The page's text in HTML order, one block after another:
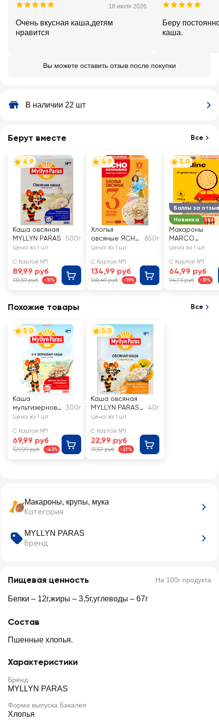
18 июля 2026
Очень вкусная каша,детям
нравится
Беру постоянно, очень
каша.
Вы можете оставить отзыв после покупки
В наличии 22 шт
Макароны, крупы, мука
Категория
MYLLYN PARAS
Бренд
Пищевая ценность На 100г продукта
Белки – 12г,жиры – 3,5г,углеводы – 67г
Состав
Пшенные хлопья.
Характеристики
Бренд
MYLLYN PARAS
Форма выпуска Бакалея
Хлопья
Берут вместе Все
4.9
Каша овсяная
MYLLYN PARAS
500г
Цена за 1 шт
С Картой №1
89,99 руб
131,59 руб -31%
4.9
Хлопья
овсяные ЯСНО
СОЛНЫШКО
650г
Цена за 1 шт
С Картой №1
134,99 руб
168,49 руб -19%
Баллы за отзыв
Новинка
5.0
Макароны
MARCO
PANATTI
Цена за 1 шт
С Картой №1
64,99 руб
94,73 руб -31%
Похожие товары Все
5.0
Каша
мультизернова
я MYLLYN
зерновая
300г
Цена за 1 шт
С Картой №1
69,99 руб
121,09 руб -42%
5.0
Каша овсяная
MYLLYN PARAS
С абрикосом
40г
Цена за 1 шт
С Картой №1
22,99 руб
31,57 руб -27%